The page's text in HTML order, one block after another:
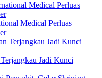
Medical Perluas
Jadi Kunci